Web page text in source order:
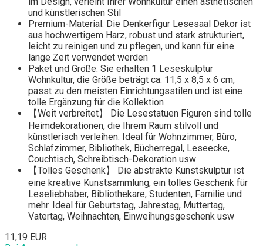
und künstlerischen Stil
Premium-Material: Die Denkerfigur Lesesaal Dekor ist
aus hochwertigem Harz, robust und stark strukturiert,
leicht zu reinigen und zu pflegen, und kann für eine
lange Zeit verwendet werden
Paket und Größe: Sie erhalten 1 Leseskulptur
Wohnkultur, die Größe beträgt ca. 11,5 x 8,5 x 6 cm,
passt zu den meisten Einrichtungsstilen und ist eine
tolle Ergänzung für die Kollektion
【Weit verbreitet】 Die Lesestatuen Figuren sind tolle
Heimdekorationen, die Ihrem Raum stilvoll und
künstlerisch verleihen. Ideal für Wohnzimmer, Büro,
Schlafzimmer, Bibliothek, Bücherregal, Leseecke,
Couchtisch, Schreibtisch-Dekoration usw
【Tolles Geschenk】 Die abstrakte Kunstskulptur ist
eine kreative Kunstsammlung, ein tolles Geschenk für
Leseliebhaber, Bibliothekare, Studenten, Familie und
mehr. Ideal für Geburtstag, Jahrestag, Muttertag,
Vatertag, Weihnachten, Einweihungsgeschenk usw
11,19 EUR